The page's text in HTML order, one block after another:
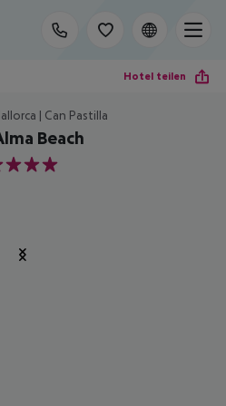
Hotel teilen
| Can Pastilla
Beach